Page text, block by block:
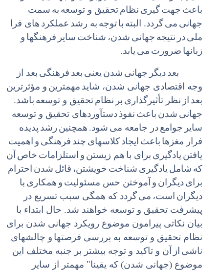
باعث جهتگیری نظامتحقیق و توسعه به سمت
جهانی میگردد. البته باتوجه به رشد عملکرد های فرا
ملیدر نتیجه جهانی شدن، شناخت سایر فرهنگها و
زبانها ضرورت می یابد.
بعددیگر جهانی شدن یعنی بعد فرهنگی بعد از
وجه اقتصادی جهانی شدن، شاید مهمترین و مؤثرترین
بعد از نظر تأثیرگذاری بر نظامتحقیق و توسعه باشد.
جهانی شدن باعث نفوذدستآوردهای تحقیق و توسعه
سایر جوامعدر جامعه می شود. همچنین رشد پدیده
فرار مغزها باعث ایجادکلاسهای چند فرهنگی و اهمیت
یافتن یادگیری برای با هم زیستن و استلزامات خاص آن
که شامل یادگیری شناخت خویشتن، قائل شدن احترام
برایدیگران و آموختن حس مسئولیت و همکاری با
دیگران است، میگردد که همگی سبب تسریع در
پیشرفت تحقیق و توسعه خواهند شد. حال ابتداء با
بیان نکاتی پیرامون موضوع رویکرد جهانی شدن برای
نظام تحقیق و توسعه به بررسی فرصتها و چالشهای
ناشی از
آن و تاکید و توجه بیشتر بر جنبه مختلف این
موضوع (جهانی شدن) که یقینا" مهمتر از سایر